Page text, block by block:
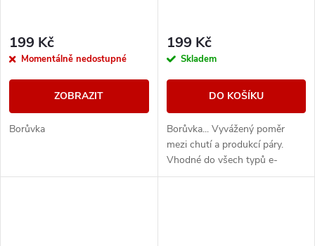
199 Kč
Momentálně nedostupné
ZOBRAZIT
Borůvka
199 Kč
Skladem
DO KOŠÍKU
Borůvka... Vyvážený poměr
mezi chutí a produkcí páry.
Vhodné do všech typů e-
cigaret